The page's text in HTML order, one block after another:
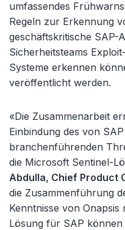
umfassendes
Regeln zur Erkennung
geschäftskritische SAP-
Sicherheitsteams
Systeme erkennen
veröffentlicht werden.
«Die Zusammenarbeit
Einbindung des von
branchenführenden
die Microsoft Sentinel-
Abdulla, Chief Product
die Zusammenführung
Kenntnisse von
Lösung für SAP